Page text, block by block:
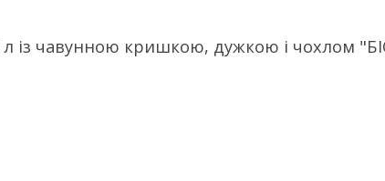
із чавунною кришкою, дужкою і чохлом